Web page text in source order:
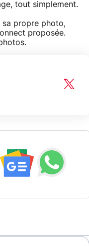
tout simplement.
sa propre photo,
proposée.